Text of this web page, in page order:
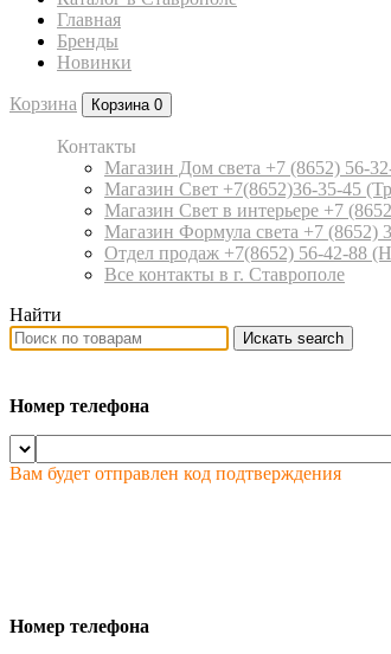
Главная
Бренды
Новинки
Корзина Корзина 0
Контакты
Магазин Дом света +7 (8652) 56-
Магазин Свет +7(8652)36-35-45
Магазин Свет в интерьере +7
Магазин Формула света +7 (8652)
Отдел продаж +7(8652) 56-42-88
Все контакты в г. Ставрополе
Найти
Искать search
Номер телефона
Вам будет отправлен код подтверждения
Номер телефона